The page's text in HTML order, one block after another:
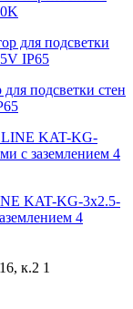
подсветки стен
KAT-KG-3x2.5-
4
к.2 1